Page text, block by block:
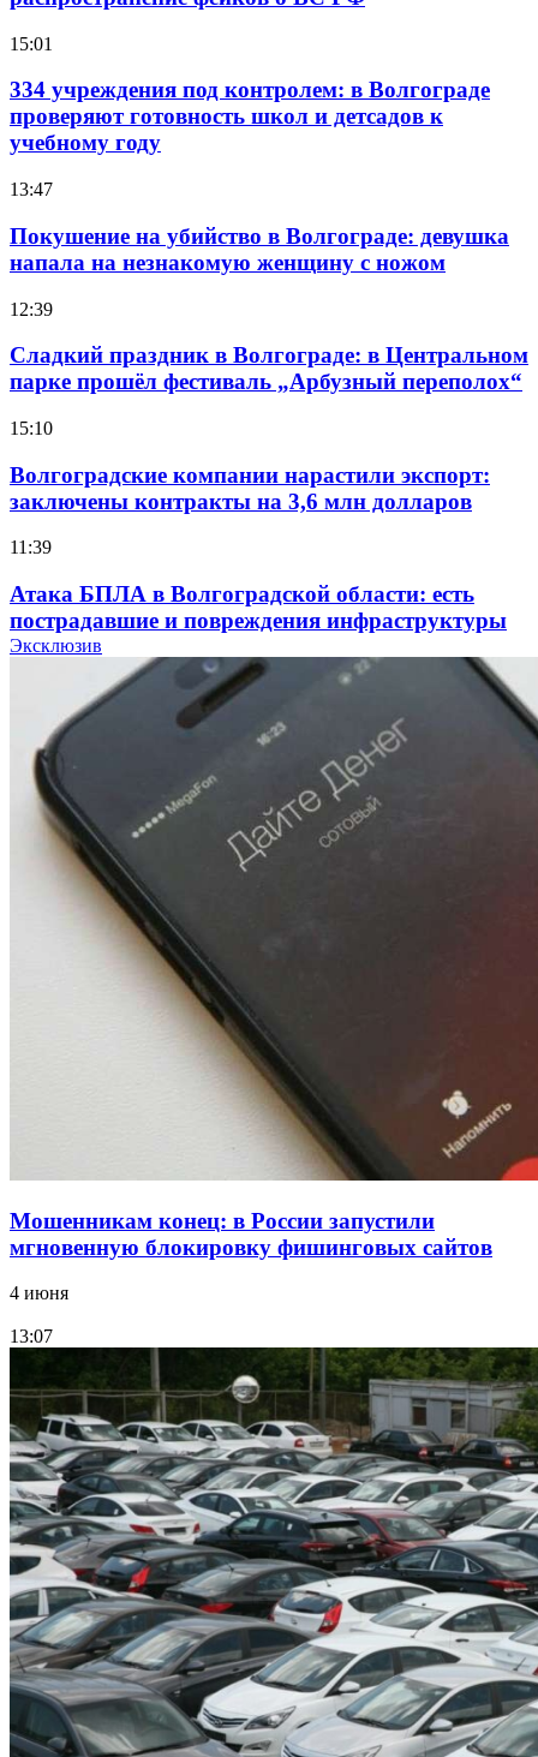
15:01
334 учреждения под контролем: в Волгограде
проверяют готовность школ и детсадов к
учебному году
13:47
Покушение на убийство в Волгограде: девушка
напала на незнакомую женщину с ножом
12:39
Сладкий праздник в Волгограде: в Центральном
парке прошёл фестиваль „Арбузный переполох“
15:10
Волгоградские компании нарастили экспорт:
заключены контракты на 3,6 млн долларов
11:39
Атака БПЛА в Волгоградской области: есть
пострадавшие и повреждения инфраструктуры
Волгоградские вузы в топе зарплатного
рейтинга: ВолгГТУ и ВолгГМУ вошли в топ‑15
для химической отрасли и фармацевтики
18:39
В Красноармейском районе Волгограда стартует
конкурс на ремонт моста через Волго‑Донской
судоходный канал
Фестиваль #ТриЧетыре в Волгограде пройдёт
11–13 сентября в рамках Года единства народов
Эксклюзив
Мошенникам конец: в России запустили
мгновенную блокировку фишинговых сайтов
4 июня
13:07